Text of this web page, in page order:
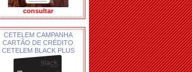
consultar
CETELEM CAMPANHA
CARTÃO DE CRÉDITO
CETELEM BLACK PLUS